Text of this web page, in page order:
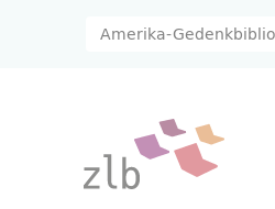
Zum Hauptinhalt springen
Amerika-